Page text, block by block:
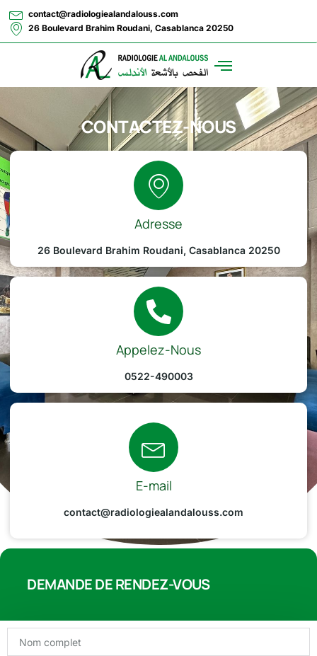
contact@radiologiealandalouss.com
26 Boulevard Brahim Roudani, Casablanca 20250
CONTACTEZ-NOUS
Adresse
26 Boulevard Brahim Roudani, Casablanca 20250
Appelez-Nous
0522-490003
E-mail
contact@radiologiealandalouss.com
DEMANDE DE RENDEZ-VOUS